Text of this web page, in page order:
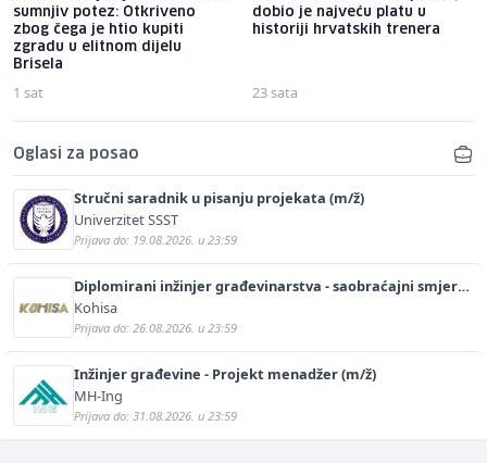
sumnjiv potez: Otkriveno
zbog čega je htio kupiti
zgradu u elitnom dijelu
Brisela
1 sat
dobio je najveću platu u
historiji hrvatskih trenera
23 sata
Oglasi za posao
Stručni saradnik u pisanju projekata (m/ž)
Univerzitet SSST
Prijava do: 19.08.2026. u 23:59
Diplomirani inžinjer građevinarstva - saobraćajni smjer
(m/ž)
Kohisa
Prijava do: 26.08.2026. u 23:59
Inžinjer građevine - Projekt menadžer (m/ž)
MH-Ing
Prijava do: 31.08.2026. u 23:59